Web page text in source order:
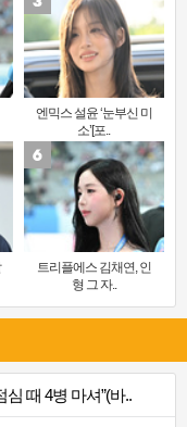
엔믹스 설윤 ‘눈부신 미
소’[포..
트리플에스 김채연, 인
형 그 자..
때 4병 마셔”(바..